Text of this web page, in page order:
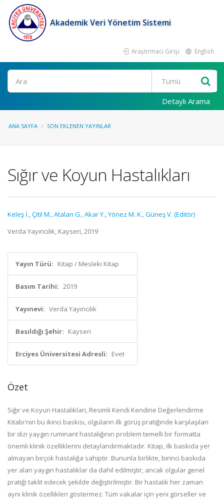
Akademik Veri Yönetim Sistemi
Araştırmacı Girişi English
Ara
Detaylı Arama
ANA SAYFA SON EKLENEN YAYINLAR
Sığır ve Koyun Hastalıkları
Keleş İ.,Çitil M.,Atalan G.,Akar Y.,Yönez M. K.,Güneş V. (Editör)
Verda Yayıncılık, Kayseri, 2019
Yayın Türü: Kitap / Mesleki Kitap
Basım Tarihi: 2019
Yayınevi: Verda Yayıncılık
Basıldığı Şehir: Kayseri
Erciyes Üniversitesi Adresli: Evet
Özet
Sığır ve Koyun Hastalıkları, Resimli Kendi Kendine Değerlendirme
Kitabı'nın bu ikinci baskısı, olguların ilk görüş pratiğinde karşılaşılan
bir dizi yaygın ruminant hastalığının problem temelli bir formatta
önemli klinik özelliklerini detaylandırmaktadır. Kitap, ilk baskıda yer
almayan birçok hastalığa sahiptir. Bununla birlikte, birinci baskıda
yer alan yaygın hastalıklar da dahil edilmiştir, ancak olgular genel
pratiği taklit edecek şekilde değiştirilmiştir. Bir hastalık her zaman
aynı klinik özellikleri göstermez. Tüm vakalar için yeni görseller ve